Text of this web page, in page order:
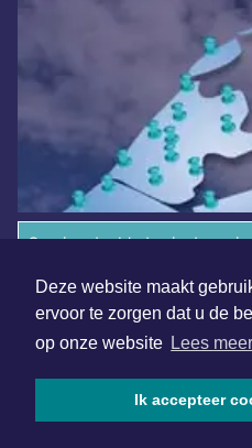
Deze website maakt
ervoor te zorgen dat u de
op onze website Lees meer
Ik accepteer
Overige dagbladen in de regio
Algemene voorwaarden
Disclaimer